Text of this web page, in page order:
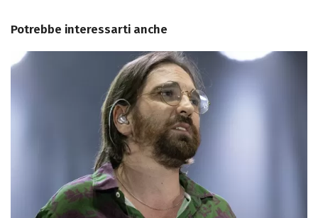
Potrebbe interessarti anche